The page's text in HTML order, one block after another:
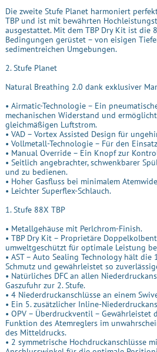
Die zweite Stufe Planet harmoniert
TBP und ist mit bewährten
ausgestattet. Mit dem TBP Dry Kit ist die
Bedingungen gerüstet – von eisigen
sedimentreichen Umgebungen.
2. Stufe Planet
Natural Breathing 2.0 dank exklusiver
• Airmatic-Technologie – Ein
mechanischen Widerstand und
gleichmäßigen Luftstrom.
• VAD – Vortex Assisted Design für
• Vollmetall-Technologie – Für den
• Manual Override – Ein Knopf zur
• Seitlich angebrachter, schwenkbarer
und zu bedienen.
• Hoher Gasfluss bei minimalem
• Leichter Superflex-Schlauch.
1. Stufe 88X TBP
• Metallgehäuse mit Perlchrom-Finish.
• TBP Dry Kit – Proprietäre
umweltgeschützt für optimale Leistung
• AST – Auto Sealing Technology hält
Schmutz und gewährleistet so
• Natürliches DFC an allen
Gaszufuhr zur 2. Stufe.
• 4 Niederdruckanschlüsse an einem
• Ein 5. zusätzlicher Inline-
• OPV – Überdruckventil – Gewährleistet
Funktion des Atemreglers im
des Mitteldrucks.
• 2 symmetrische Hochdruckanschlüsse